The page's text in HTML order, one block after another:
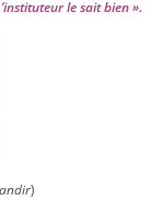
le sait bien ».
)